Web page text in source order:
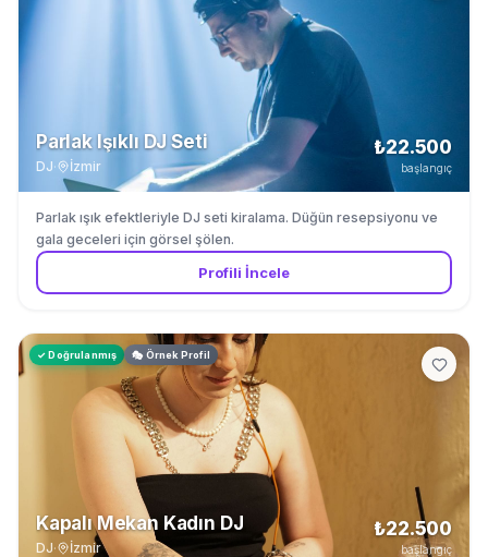
Parlak Işıklı DJ Seti
DJ· İzmir
₺22.500
başlangıç
Parlak ışık efektleriyle DJ seti kiralama. Düğün resepsiyonu ve
gala geceleri için görsel şölen.
Profili İncele
✓ Doğrulanmış 🎭 Örnek Profil
Kapalı Mekan Kadın DJ
DJ· İzmir
₺22.500
başlangıç